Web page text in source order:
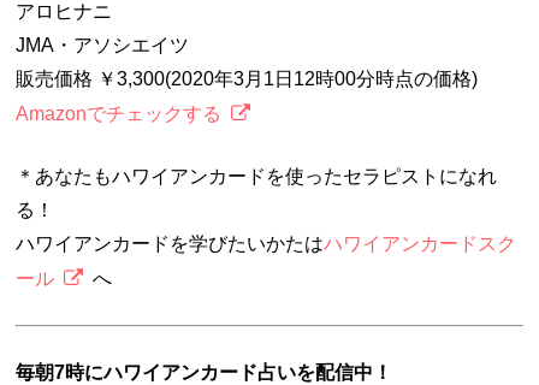
アロヒナニ
JMA・アソシエイツ
販売価格 ￥3,300(2020年3月1日12時00分時点の価格)
Amazonでチェックする
＊あなたもハワイアンカードを使ったセラピストになれ
る！
ハワイアンカードを学びたいかたはハワイアンカードスク
ール
へ
毎朝7時にハワイアンカード占いを配信中！